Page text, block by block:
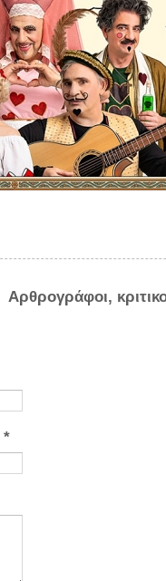
Αρθρογράφοι,
*